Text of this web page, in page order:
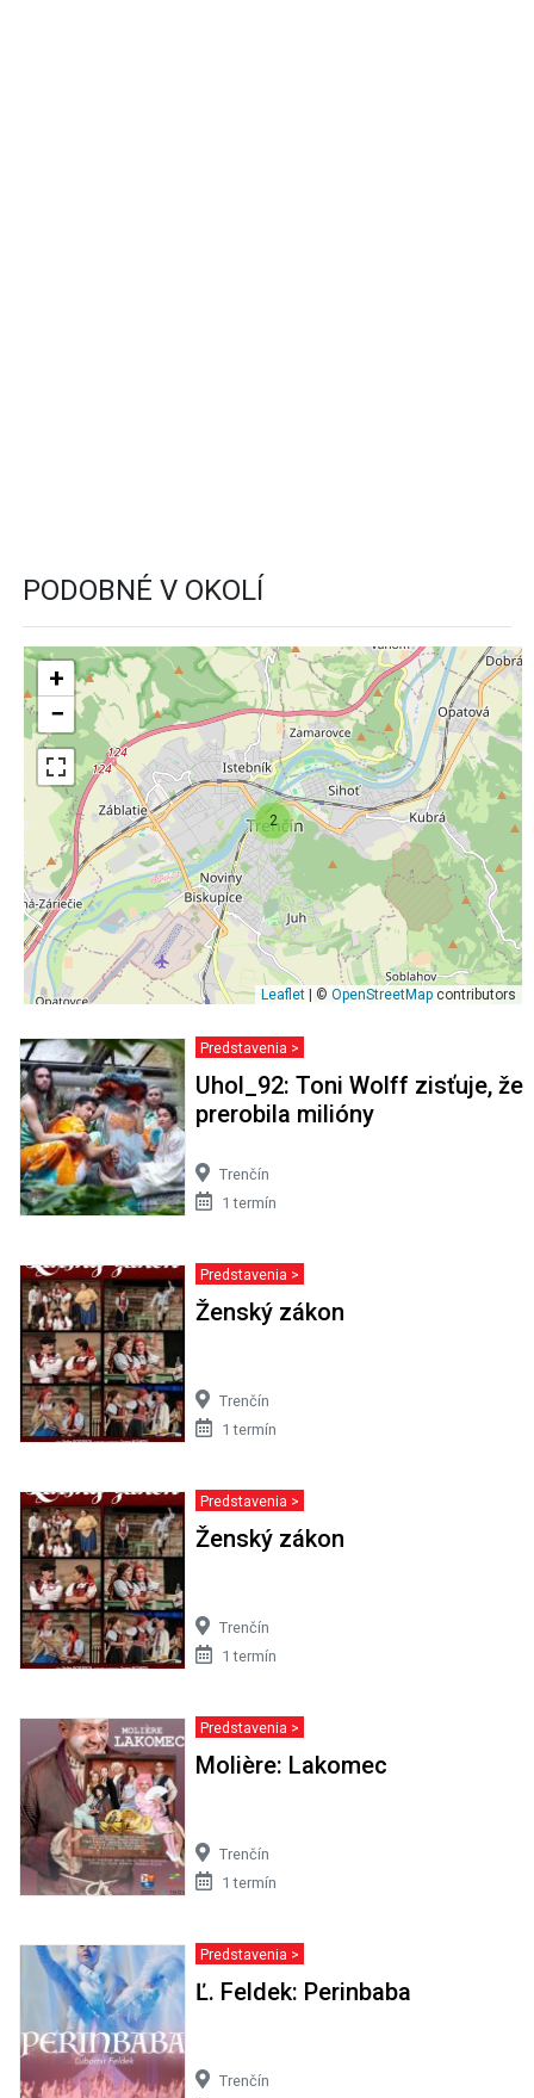
PODOBNÉ V OKOLÍ
2
+
−
Leaflet | © OpenStreetMap contributors
Predstavenia >
Uhol_92: Toni Wolff zisťuje, že
prerobila milióny
Trenčín
1 termín
Predstavenia >
Ženský zákon
Trenčín
1 termín
Predstavenia >
Ženský zákon
Trenčín
1 termín
Predstavenia >
Molière: Lakomec
Trenčín
1 termín
Predstavenia >
Ľ. Feldek: Perinbaba
Trenčín